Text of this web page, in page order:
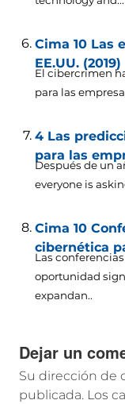
Cima 10 Las
EE.UU. (2019)
El cibercrimen
para las
4 Las
para las
Después de un
everyone is
Cima 10
cibernética
Las
oportunidad
expandan..
Dejar un
Su dirección de
publicada. Los